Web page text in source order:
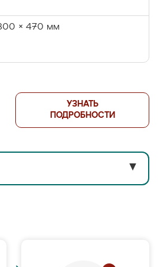
× 470 мм
УЗНАТЬ
ПОДРОБНОСТИ
▼